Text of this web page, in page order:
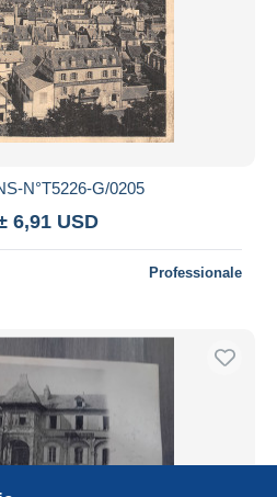
N°T5226-G/0205
6,91 USD
Professionale